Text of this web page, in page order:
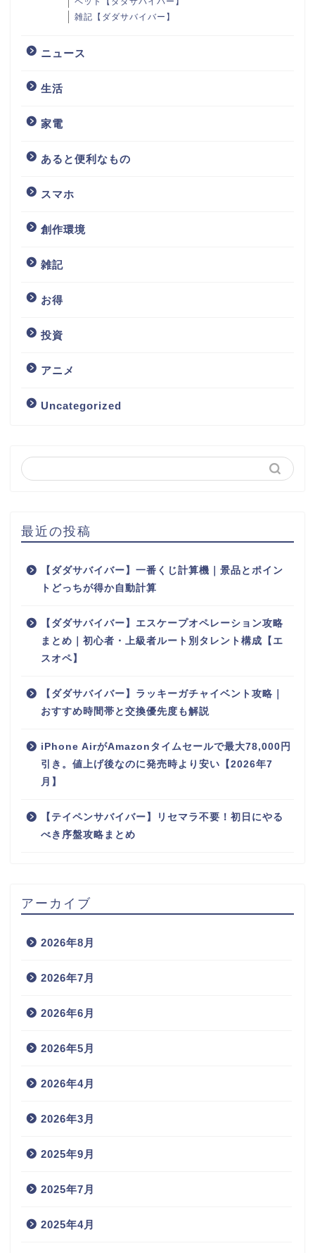
雑記【ダダサバイバー】
ニュース
生活
家電
あると便利なもの
スマホ
創作環境
雑記
お得
投資
アニメ
Uncategorized
最近の投稿
【ダダサバイバー】一番くじ計算機｜景品とポイン
トどっちが得か自動計算
【ダダサバイバー】エスケープオペレーション攻略
まとめ｜初心者・上級者ルート別タレント構成【エ
スオペ】
【ダダサバイバー】ラッキーガチャイベント攻略｜
おすすめ時間帯と交換優先度も解説
iPhone AirがAmazonタイムセールで最大78,000円
引き。値上げ後なのに発売時より安い【2026年7
月】
【テイペンサバイバー】リセマラ不要！初日にやる
べき序盤攻略まとめ
アーカイブ
2026年8月
2026年7月
2026年6月
2026年5月
2026年4月
2026年3月
2025年9月
2025年7月
2025年4月